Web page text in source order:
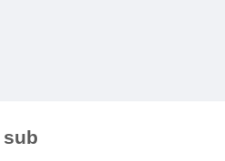
sub